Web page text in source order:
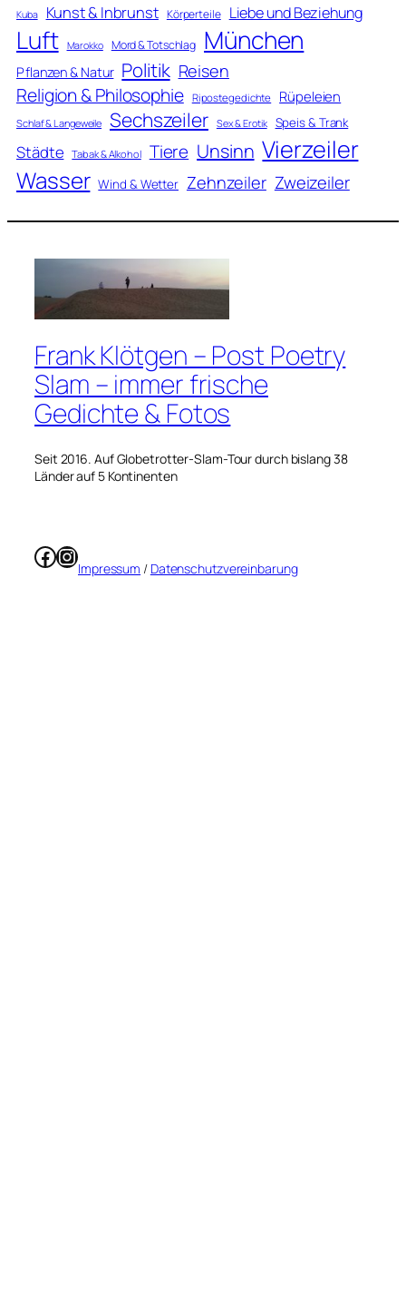
Kuba Kunst & Inbrunst Körperteile Liebe und Beziehung
Luft Marokko Mord & Totschlag München
Pflanzen & Natur Politik Reisen
Religion & Philosophie Ripostegedichte Rüpeleien
Schlaf & Langeweile Sechszeiler Sex & Erotik Speis & Trank
Städte Tabak & Alkohol Tiere Unsinn Vierzeiler
Wasser Wind & Wetter Zehnzeiler Zweizeiler
Frank Klötgen – Post Poetry
Slam – immer frische
Gedichte & Fotos
Seit 2016. Auf Globetrotter-Slam-Tour durch bislang 38
Länder auf 5 Kontinenten
Facebook
Instagram
Impressum / Datenschutzvereinbarung